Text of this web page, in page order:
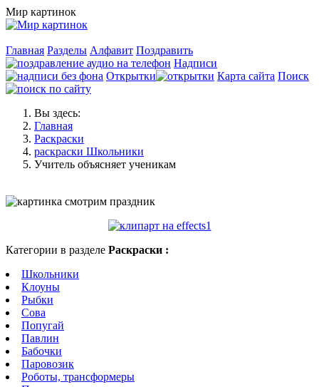
Мир картинок
Главная Разделы Алфавит Поздравить
Надписи
Открытки
Карта сайта Поиск
Вы здесь:
Главная
Раскраски
раскраски Школьники
Учитель объясняет ученикам
Категории в разделе Раскраски :
Школьники
Клоуны
Рыбки
Сова
Попугай
Павлин
Бабочки
Паровозик
Роботы, трансформеры